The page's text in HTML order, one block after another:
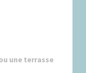
une terrasse